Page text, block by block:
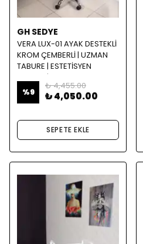
GH SEDYE
VERA LUX-01 AYAK DESTEKLİ
KROM ÇEMBERLİ | UZMAN
TABURE | ESTETİSYEN
TABURE | BEYAZ
%9
₺ 4,455.00
₺ 4,050.00
SEPETE EKLE